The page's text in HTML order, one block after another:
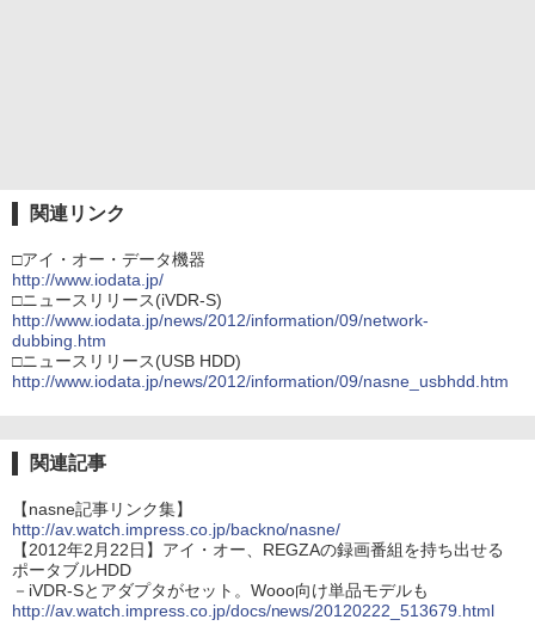
関連リンク
□アイ・オー・データ機器
http://www.iodata.jp/
□ニュースリリース(iVDR-S)
http://www.iodata.jp/news/2012/information/09/network-
dubbing.htm
□ニュースリリース(USB HDD)
http://www.iodata.jp/news/2012/information/09/nasne_usbhdd.htm
関連記事
【nasne記事リンク集】
http://av.watch.impress.co.jp/backno/nasne/
【2012年2月22日】アイ・オー、REGZAの録画番組を持ち出せる
ポータブルHDD
－iVDR-Sとアダプタがセット。Wooo向け単品モデルも
http://av.watch.impress.co.jp/docs/news/20120222_513679.html